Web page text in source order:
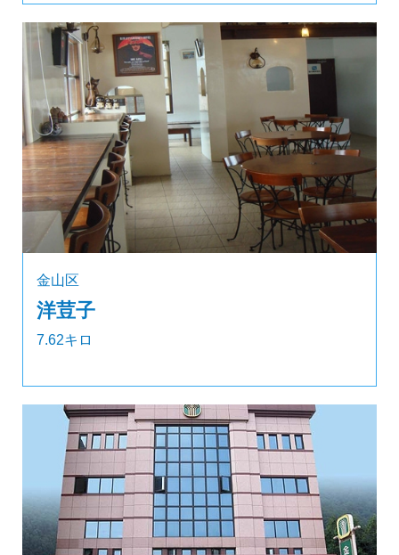
金山区
洋荳子
7.62キロ